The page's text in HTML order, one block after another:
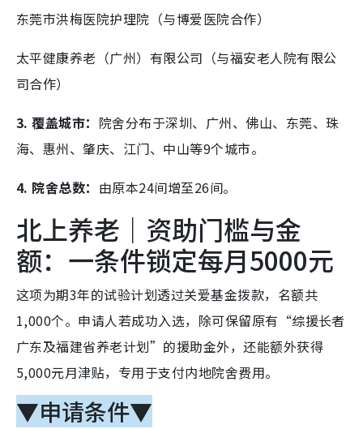
东莞市洪梅医院护理院（与博爱医院合作）
太平健康养老（广州）有限公司（与福安老人院有限公
司合作）
3. 覆盖城市： 院舍分布于深圳、广州、佛山、东莞、珠
海、惠州、肇庆、江门、中山等9个城市。
4. 院舍总数： 由原本24间增至26间。
北上养老｜资助门槛与金
额：一条件锁定每月5000元
这项为期3年的试验计划透过关爱基金拨款，名额共
1,000个。申请人若成功入选，除可保留原有“综援长者
广东及福建省养老计划”的援助金外，还能额外获得
5,000元月津贴，专用于支付内地院舍费用。
▼申请条件▼